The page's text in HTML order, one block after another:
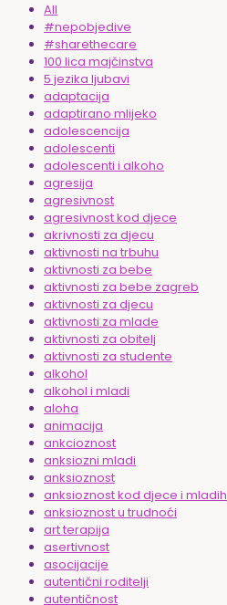
All
#nepobjedive
#sharethecare
100 lica majčinstva
5 jezika ljubavi
adaptacija
adaptirano mlijeko
adolescencija
adolescenti
adolescenti i alkoho
agresija
agresivnost
agresivnost kod djece
akrivnosti za djecu
aktivnosti na trbuhu
aktivnosti za bebe
aktivnosti za bebe zagreb
aktivnosti za djecu
aktivnosti za mlade
aktivnosti za obitelj
aktivnosti za studente
alkohol
alkohol i mladi
aloha
animacija
ankcioznost
anksiozni mladi
anksioznost
anksioznost kod djece i mladih
anksioznost u trudnoći
art terapija
asertivnost
asocijacije
autentični roditelji
autentičnost